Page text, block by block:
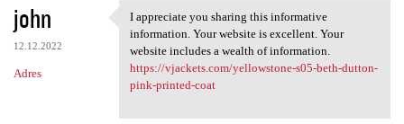
john
12.12.2022
Adres
I appreciate you sharing this
I appreciate you sharing this informative
information. Your website is excellent. Your
website includes a wealth of information.
https://vjackets.com/yellowstone-s05-beth-dutton-
pink-printed-coat